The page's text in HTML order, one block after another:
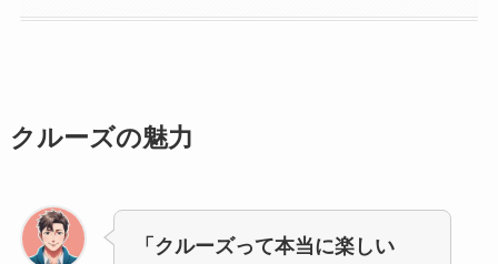
クルーズの魅力
「クルーズって本当に楽しい